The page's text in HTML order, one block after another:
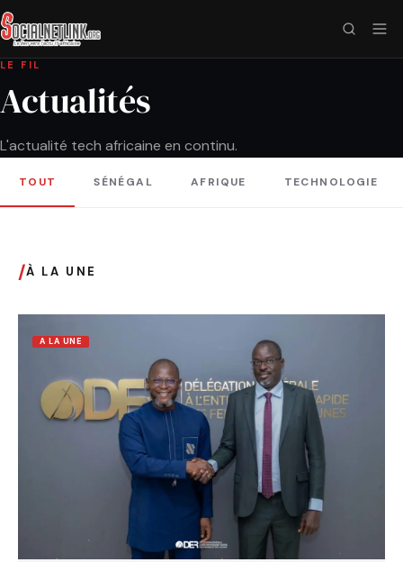
LE FIL
Actualités
L'actualité tech africaine en continu.
TOUT SÉNÉGAL AFRIQUE TECHNOLOGIE
/À LA UNE
A LA UNE